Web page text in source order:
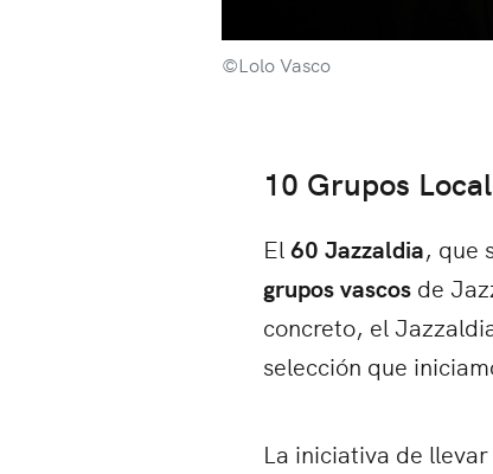
©Lolo Vasco
10 Grupos
El 60 Jazzaldia, que
grupos vascos de
concreto, el
selección que
La iniciativa de